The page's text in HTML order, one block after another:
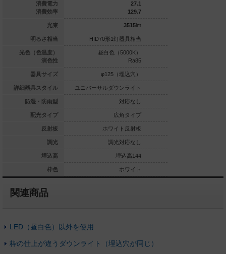
消費電力
消費効率
光束
明るさ相当
光色（色温度）
演色性
器具サイズ
詳細器具スタイル
防湿・防雨型
配光タイプ
反射板
調光
埋込高
枠色
27.1
122.1
形1灯器具相当
色（3000K）
（埋込穴）
ダウンライト
対応なし
広角タイプ
27.1
129.7
3515lm
HID70形1灯器具相当
昼白色（5000K）
Ra85
φ125（埋込穴）
ユニバーサルダウンライト
対応なし
広角タイプ
ホワイト反射板
調光対応なし
埋込高144
ホワイト
関連商品
LED（昼白色）以外を使用
枠の仕上が違うダウンライト（埋込穴が同じ）